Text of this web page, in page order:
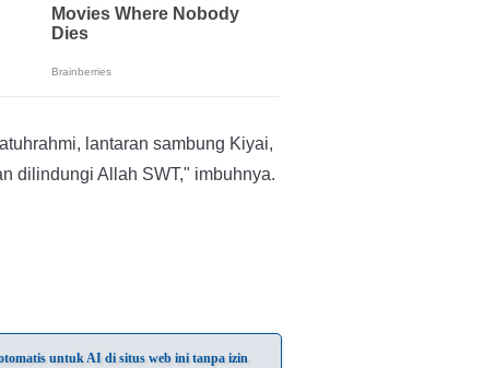
lantaran sambung Kiyai,
dilindungi Allah SWT," imbuhnya.
untuk AI di situs web ini tanpa izin